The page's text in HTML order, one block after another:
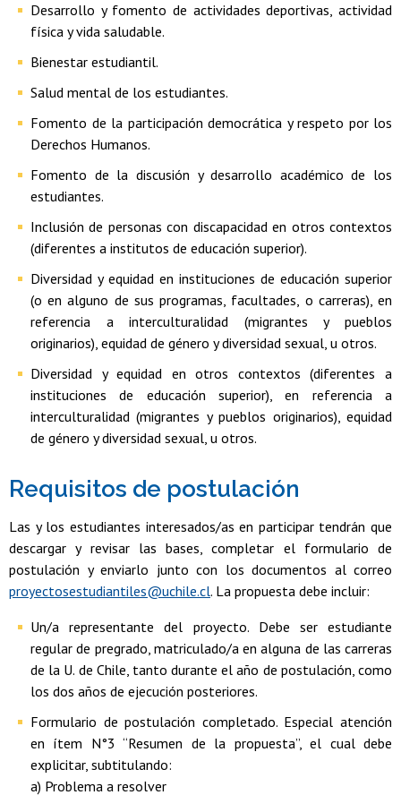
Desarrollo y fomento de actividades deportivas, actividad
física y vida saludable.
Bienestar estudiantil.
Salud mental de los estudiantes.
Fomento de la participación democrática y respeto por los
Derechos Humanos.
Fomento de la discusión y desarrollo académico de los
estudiantes.
Inclusión de personas con discapacidad en otros contextos
(diferentes a institutos de educación superior).
Diversidad y equidad en instituciones de educación superior
(o en alguno de sus programas, facultades, o carreras), en
referencia a interculturalidad (migrantes y pueblos
originarios), equidad de género y diversidad sexual, u otros.
Diversidad y equidad en otros contextos (diferentes a
instituciones de educación superior), en referencia a
interculturalidad (migrantes y pueblos originarios), equidad
de género y diversidad sexual, u otros.
Requisitos de postulación
Las y los estudiantes interesados/as en participar tendrán que
descargar y revisar las bases, completar el formulario de
postulación y enviarlo junto con los documentos al correo
proyectosestudiantiles@uchile.cl. La propuesta debe incluir:
Un/a representante del proyecto. Debe ser estudiante
regular de pregrado, matriculado/a en alguna de las carreras
de la U. de Chile, tanto durante el año de postulación, como
los dos años de ejecución posteriores.
Formulario de postulación completado. Especial atención
en ítem N°3 “Resumen de la propuesta”, el cual debe
explicitar, subtitulando:
a) Problema a resolver